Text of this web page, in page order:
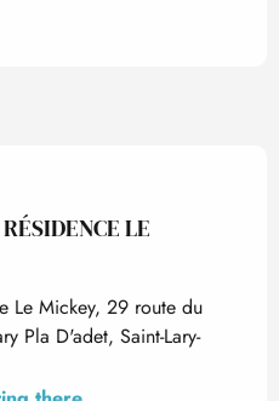
LE
Le Mickey, 29 route du
Pla D'adet, Saint-Lary-